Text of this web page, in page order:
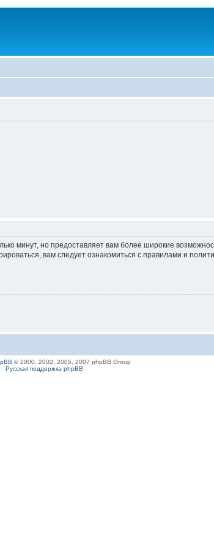
минут, но предоставляет вам более широкие
вам следует ознакомиться с правилами и
© 2000, 2002, 2005, 2007 phpBB Group
Русская поддержка phpBB